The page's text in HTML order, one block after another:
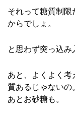
それって糖質制限
からでしょ。
と思わず突っ込み
あと、よくよく
質あるじゃないの
あとお砂糖も。